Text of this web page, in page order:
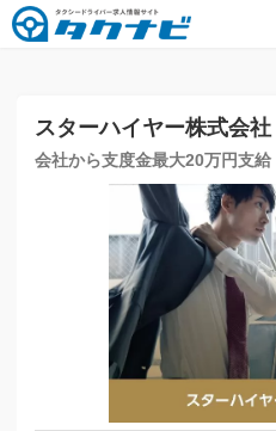
スターハイヤー株式会社
会社から支度金最大20万円支給